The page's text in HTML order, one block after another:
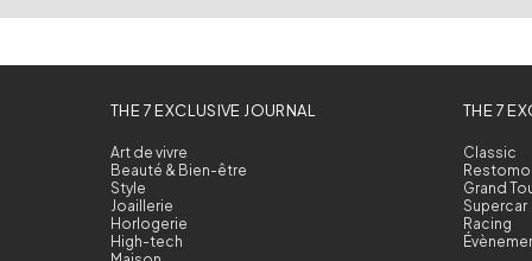
THE 7 EXCLUSIVE JOURNAL
Art de vivre
Beauté & Bien-être
Style
Joaillerie
Horlogerie
High-tech
THE 7
Classic
Grand
Supercar
Racing